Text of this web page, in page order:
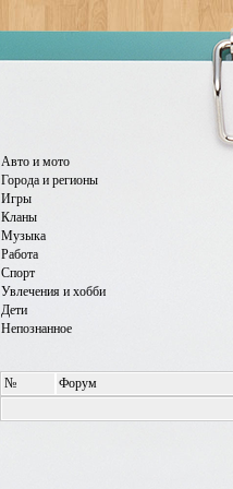
Авто и мото
Города и регионы
Игры
Кланы
Музыка
Работа
Спорт
Увлечения и хобби
Дети
Непознанное
№ Форум